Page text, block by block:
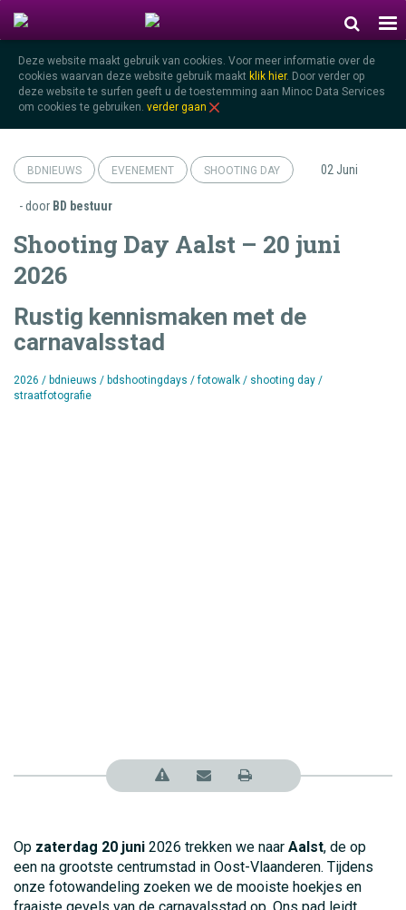
Deze website maakt gebruik van cookies. Voor meer informatie over de
cookies waarvan deze website gebruik maakt klik hier. Door verder op
deze website te surfen geeft u de toestemming aan Minoc Data Services
om cookies te gebruiken. verder gaan
BDNIEUWS EVENEMENT SHOOTING DAY 02 Juni
- door BD bestuur
Shooting Day Aalst – 20 juni
2026
Rustig kennismaken met de
carnavalsstad
2026 / bdnieuws / bdshootingdays /fotowalk / shooting day /
straatfotografie
Op zaterdag 20 juni 2026 trekken we naar Aalst, de op
een na grootste centrumstad in Oost-Vlaanderen. Tijdens
onze fotowandeling zoeken we de mooiste hoekjes en